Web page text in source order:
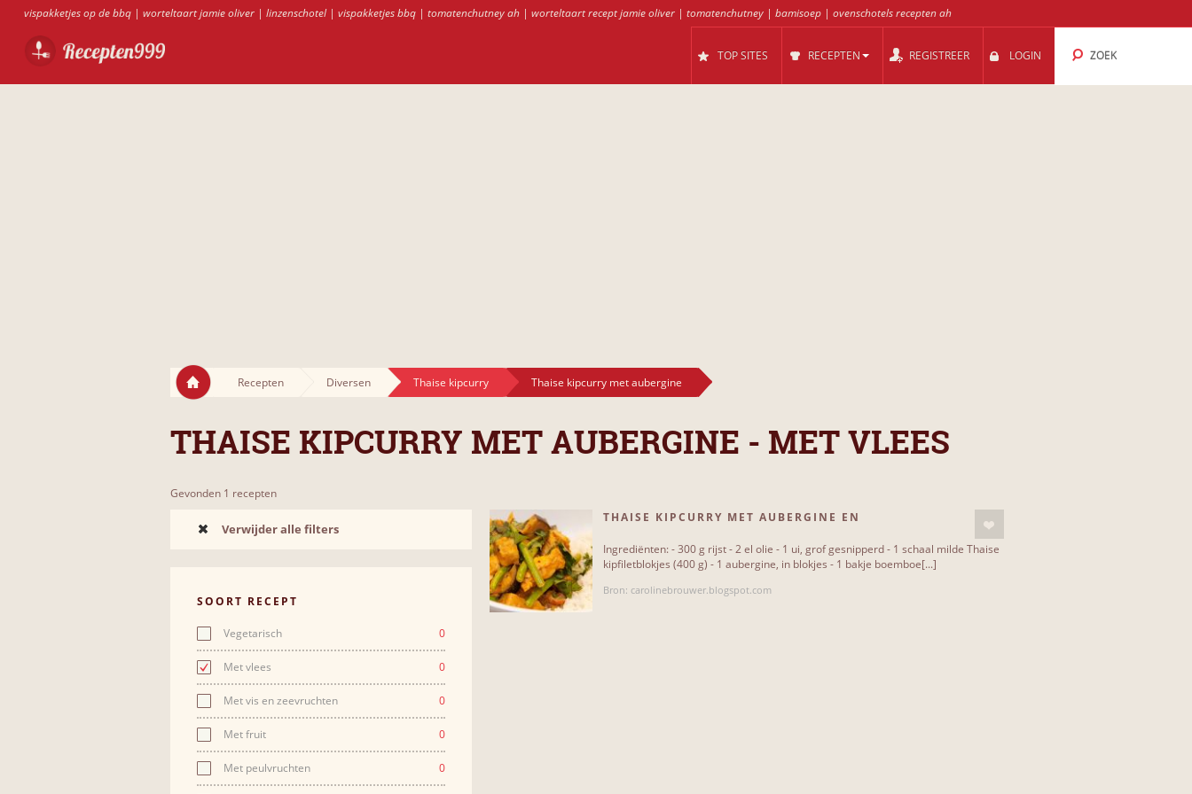
vispakketjes op de bbq| worteltaart jamie oliver| linzenschotel| vispakketjes bbq| tomatenchutney ah| worteltaart recept jamie oliver| tomatenchutney| bamisoep| ovenschotels recepten ah
TOP SITES RECEPTEN REGISTREER LOGIN ZOEK
Recepten Diversen Thaise kipcurry Thaise kipcurry met aubergine
THAISE KIPCURRY MET AUBERGINE - MET VLEES
Gevonden 1 recepten
Verwijder alle filters
SOORT RECEPT
Vegetarisch 0
Met vlees 0
Met vis en zeevruchten 0
Met fruit 0
Met peulvruchten 0
THAISE KIPCURRY MET AUBERGINE EN
Ingrediënten: - 300 g rijst - 2 el olie - 1 ui, grof gesnipperd - 1 schaal milde Thaise
kipfiletblokjes (400 g) - 1 aubergine, in blokjes - 1 bakje boemboe[...]
Bron: carolinebrouwer.blogspot.com